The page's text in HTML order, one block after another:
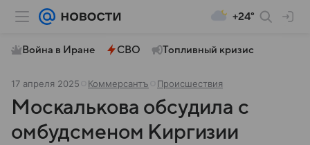
+24°
Война в Иране СВО Топливный кризис
17 апреля 2025 Коммерсантъ Происшествия
Москалькова обсудила с
омбудсменом Киргизии